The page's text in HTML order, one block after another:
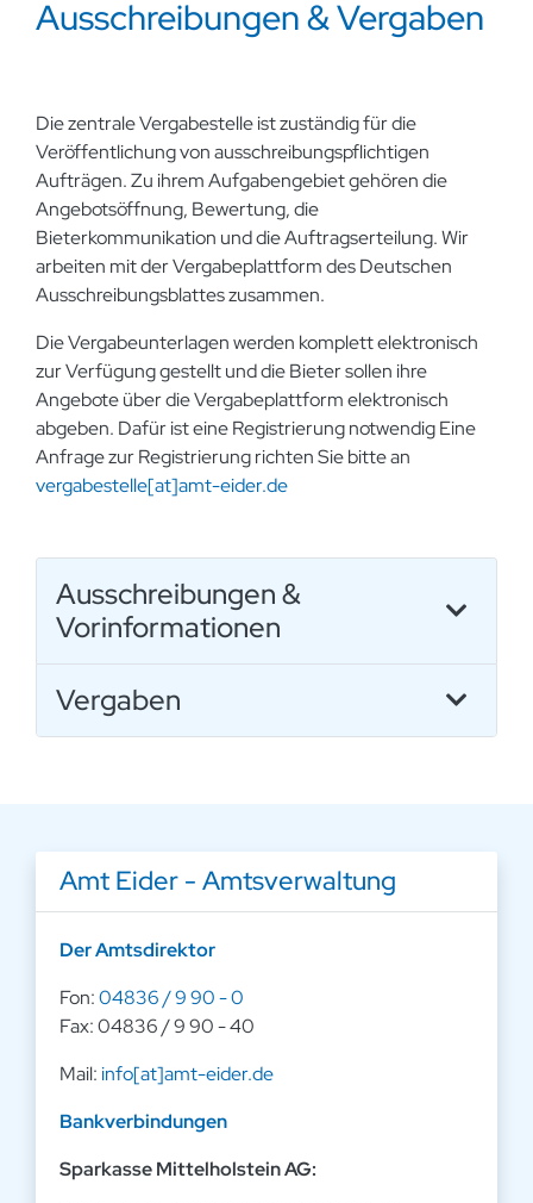
Ausschreibungen & Vergaben
Die zentrale Vergabestelle ist zuständig für die
Veröffentlichung von ausschreibungspflichtigen
Aufträgen. Zu ihrem Aufgabengebiet gehören die
Angebotsöffnung, Bewertung, die
Bieterkommunikation und die Auftragserteilung. Wir
arbeiten mit der Vergabeplattform des Deutschen
Ausschreibungsblattes zusammen.
Die Vergabeunterlagen werden komplett elektronisch
zur Verfügung gestellt und die Bieter sollen ihre
Angebote über die Vergabeplattform elektronisch
abgeben. Dafür ist eine Registrierung notwendig Eine
Anfrage zur Registrierung richten Sie bitte an
vergabestelle[at]amt-eider.de
Ausschreibungen &
Vorinformationen
Vergaben
Amt Eider - Amtsverwaltung
Der Amtsdirektor
Fon:04836 / 9 90 - 0
Fax: 04836 / 9 90 - 40
Mail:info[at]amt-eider.de
Bankverbindungen
Sparkasse Mittelholstein AG: